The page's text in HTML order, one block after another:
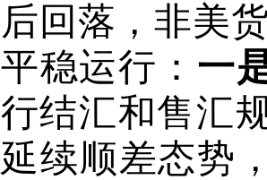
后回落，非美
平稳运行： 一
行结汇和售汇
延续顺差态势